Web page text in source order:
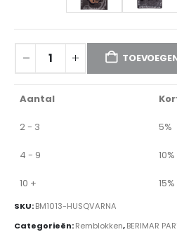
Aantal
2 - 3 5%
4 - 9 10%
10 + 15%
SKU:BM1013-HUSQVARNA
Categorieën:Remblokken,BERIMAR